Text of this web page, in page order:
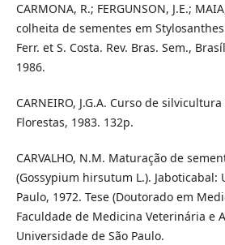
CARMONA, R.; FERGUNSON, J.E.;
colheita de sementes em
Ferr. et S. Costa. Rev. Bras. Sem.,
1986.
CARNEIRO, J.G.A. Curso de
Florestas, 1983. 132p.
CARVALHO, N.M. Maturação de
(Gossypium hirsutum L.). Jaboticabal:
Paulo, 1972. Tese (Doutorado em
Faculdade de Medicina Veterinária e
Universidade de São Paulo.